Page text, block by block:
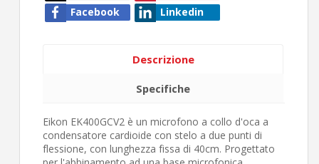
Facebook
Linkedin
Descrizione
Specifiche
Eikon EK400GCV2 è un microfono a collo d'oca a
condensatore cardioide con stelo a due punti di
flessione, con lunghezza fissa di 40cm. Progettato